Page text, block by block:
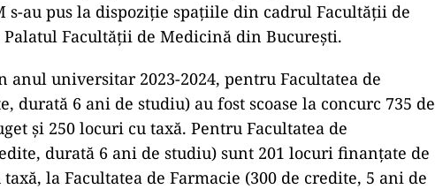
s-au pus la dispoziţie spaţiile din cadrul Facultăţii de
Facultăţii de Medicină din Bucureşti.
anul universitar 2023-2024, pentru Facultatea de
durată 6 ani de studiu) au fost scoase la concurc 735 de
şi 250 locuri cu taxă. Pentru Facultatea de
durată 6 ani de studiu) sunt 201 locuri finanţate de
la Facultatea de Farmacie (300 de credite, 5 ani de